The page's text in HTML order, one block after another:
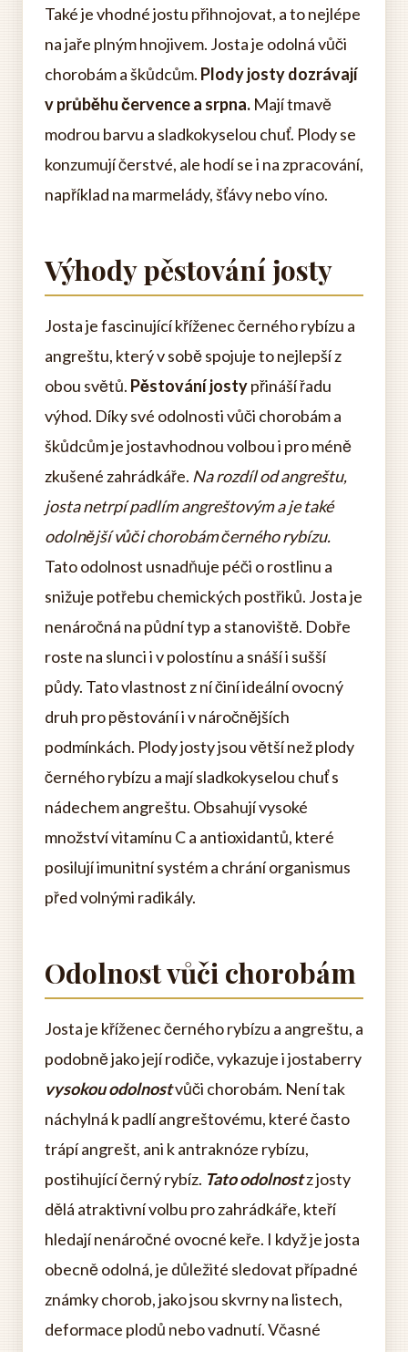
Také je vhodné jostu přihnojovat, a to nejlépe
na jaře plným hnojivem. Josta je odolná vůči
chorobám a škůdcům. Plody josty dozrávají
v průběhu července a srpna. Mají tmavě
modrou barvu a sladkokyselou chuť. Plody se
konzumují čerstvé, ale hodí se i na zpracování,
například na marmelády, šťávy nebo víno.
Výhody pěstování josty
Josta je fascinující kříženec černého rybízu a
angreštu, který v sobě spojuje to nejlepší z
obou světů. Pěstování jostypřináší řadu
výhod. Díky své odolnosti vůči chorobám a
škůdcům je jostavhodnou volbou i pro méně
zkušené zahrádkáře. Na rozdíl od angreštu,
josta netrpí padlím angreštovým a je také
odolnější vůči chorobám černého rybízu.
Tato odolnost usnadňuje péči o rostlinu a
snižuje potřebu chemických postřiků. Josta je
nenáročná na půdní typ a stanoviště. Dobře
roste na slunci i v polostínu a snáší i sušší
půdy. Tato vlastnost z ní činí ideální ovocný
druh pro pěstování i v náročnějších
podmínkách. Plody josty jsou větší než plody
černého rybízu a mají sladkokyselou chuť s
nádechem angreštu. Obsahují vysoké
množství vitamínu C a antioxidantů, které
posilují imunitní systém a chrání organismus
před volnými radikály.
Odolnost vůči chorobám
Josta je kříženec černého rybízu a angreštu, a
podobně jako její rodiče, vykazuje i jostaberry
vysokou odolnostvůči chorobám. Není tak
náchylná k padlí angreštovému, které často
trápí angrešt, ani k antraknóze rybízu,
postihující černý rybíz. Tato odolnostz josty
dělá atraktivní volbu pro zahrádkáře, kteří
hledají nenáročné ovocné keře. I když je josta
obecně odolná, je důležité sledovat případné
známky chorob, jako jsou skvrny na listech,
deformace plodů nebo vadnutí. Včasné